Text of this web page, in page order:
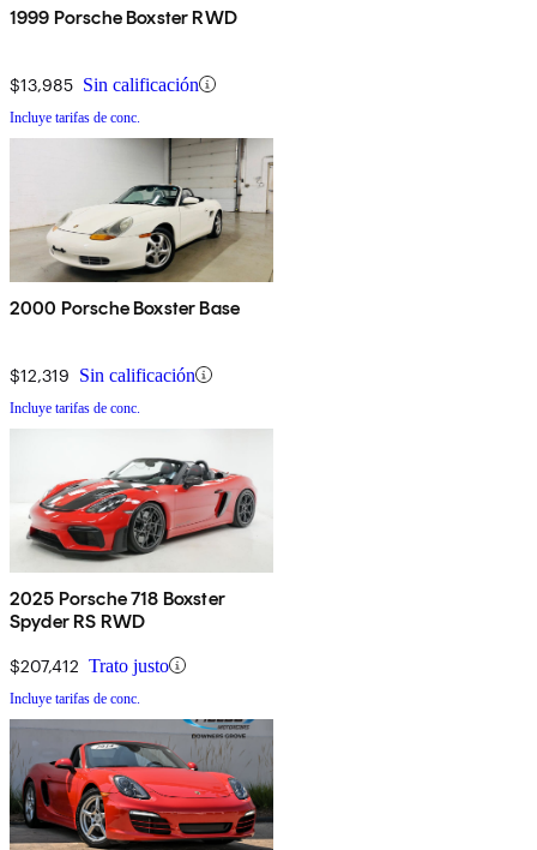
1999 Porsche Boxster RWD
$13,985 Sin calificación
Incluye tarifas de conc.
2000 Porsche Boxster Base
$12,319 Sin calificación
Incluye tarifas de conc.
2025 Porsche 718 Boxster
Spyder RS RWD
$207,412 Trato justo
Incluye tarifas de conc.